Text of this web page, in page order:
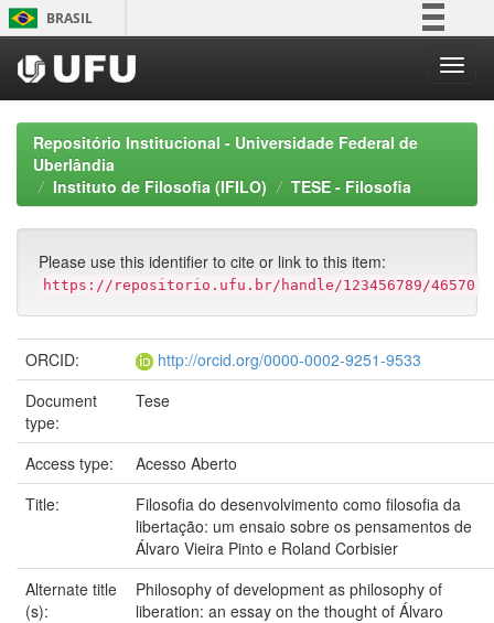
Skip
navigation
BRASIL
Participe
Acesso à informação
Legislação
Repositório Institucional - Universidade Federal de
Uberlândia
Instituto de Filosofia (IFILO)
TESE - Filosofia
Please use this identifier to cite or link to this item:
https://repositorio.ufu.br/handle/123456789/46570
ORCID:
http://orcid.org/0000-0002-9251-9533
Document
type:
Tese
Access type:
Acesso Aberto
Title:
Filosofia do desenvolvimento como filosofia da
libertação: um ensaio sobre os pensamentos de
Álvaro Vieira Pinto e Roland Corbisier
Alternate title
(s):
Philosophy of development as philosophy of
liberation: an essay on the thought of Álvaro